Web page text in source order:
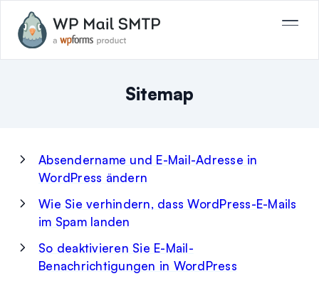
Sitemap
Absendername und E-Mail-Adresse in
WordPress ändern
Wie Sie verhindern, dass WordPress-E-Mails
im Spam landen
So deaktivieren Sie E-Mail-
Benachrichtigungen in WordPress